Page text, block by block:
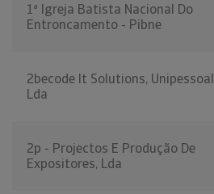
1ª Igreja Batista Nacional Do
Entroncamento - Pibne
2becode It Solutions, Unipessoal
Lda
2p - Projectos E Produção De
Expositores, Lda